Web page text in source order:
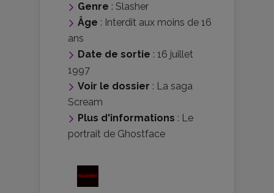
Genre : Slasher
Âge : Interdit aux moins de 16
ans
Date de sortie : 16 juillet
1997
Voir le dossier : La saga
Scream
Plus d'informations : Le
portrait de Ghostface